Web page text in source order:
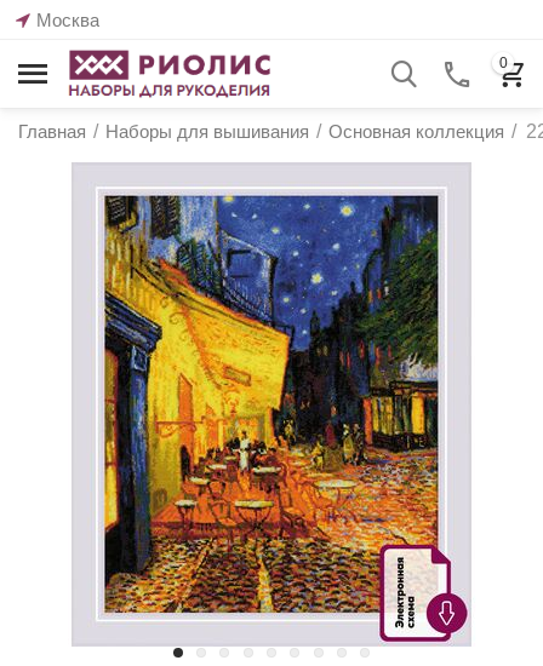
Москва
0
Главная / Наборы для вышивания / Основная коллекция /